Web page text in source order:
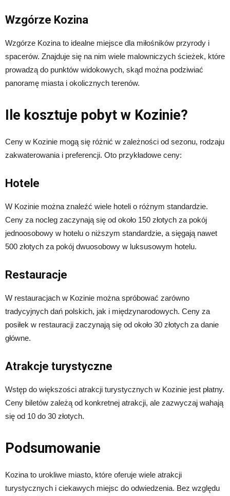
Wzgórze Kozina
Wzgórze Kozina to idealne miejsce dla miłośników przyrody i
spacerów. Znajduje się na nim wiele malowniczych ścieżek, które
prowadzą do punktów widokowych, skąd można podziwiać
panoramę miasta i okolicznych terenów.
Ile kosztuje pobyt w Kozinie?
Ceny w Kozinie mogą się różnić w zależności od sezonu, rodzaju
zakwaterowania i preferencji. Oto przykładowe ceny:
Hotele
W Kozinie można znaleźć wiele hoteli o różnym standardzie.
Ceny za nocleg zaczynają się od około 150 złotych za pokój
jednoosobowy w hotelu o niższym standardzie, a sięgają nawet
500 złotych za pokój dwuosobowy w luksusowym hotelu.
Restauracje
W restauracjach w Kozinie można spróbować zarówno
tradycyjnych dań polskich, jak i międzynarodowych. Ceny za
posiłek w restauracji zaczynają się od około 30 złotych za danie
główne.
Atrakcje turystyczne
Wstęp do większości atrakcji turystycznych w Kozinie jest płatny.
Ceny biletów zależą od konkretnej atrakcji, ale zazwyczaj wahają
się od 10 do 30 złotych.
Podsumowanie
Kozina to urokliwe miasto, które oferuje wiele atrakcji
turystycznych i ciekawych miejsc do odwiedzenia. Bez względu